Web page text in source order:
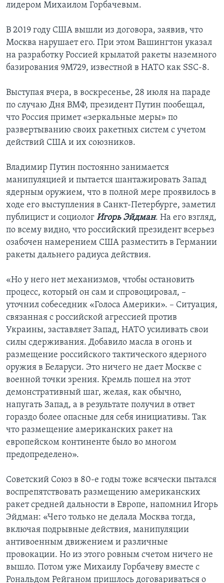
лидером Михаилом Горбачевым.
В 2019 году США вышли из договора, заявив, что
Москва нарушает его. При этом Вашингтон указал
на разработку Россией крылатой ракеты наземного
базирования 9М729, известной в НАТО как SSC-8.
Выступая вчера, в воскресенье, 28 июля на параде
по случаю Дня ВМФ, президент Путин пообещал,
что Россия примет «зеркальные меры» по
развертыванию своих ракетных систем с учетом
действий США и их союзников.
Владимир Путин постоянно занимается
манипуляцией и пытается шантажировать Запад
ядерным оружием, что в полной мере проявилось в
ходе его выступления в Санкт-Петербурге, заметил
публицист и социолог Игорь Эйдман. На его взгляд,
по всему видно, что российский президент всерьез
озабочен намерением США разместить в Германии
ракеты дальнего радиуса действия.
«Но у него нет механизмов, чтобы остановить
процесс, который он сам и спровоцировал, –
уточнил собеседник «Голоса Америки». – Ситуация,
связанная с российской агрессией против
Украины, заставляет Запад, НАТО усиливать свои
силы сдерживания. Добавило масла в огонь и
размещение российского тактического ядерного
оружия в Беларуси. Это ничего не дает Москве с
военной точки зрения. Кремль пошел на этот
демонстративный шаг, желая, как обычно,
напугать Запад, а в результате получил в ответ
гораздо более опасные для себя инициативы. Так
что размещение американских ракет на
европейском континенте было во многом
предопределено».
Советский Союз в 80-е годы тоже всячески пытался
воспрепятствовать размещению американских
ракет средней дальности в Европе, напомнил Игорь
Эйдман: «Чего только не делала Москва тогда,
включая подрывные действия, манипуляции
антивоенным движением и различные
провокации. Но из этого ровным счетом ничего не
вышло. Потом уже Михаилу Горбачеву вместе с
Рональдом Рейганом пришлось договариваться о